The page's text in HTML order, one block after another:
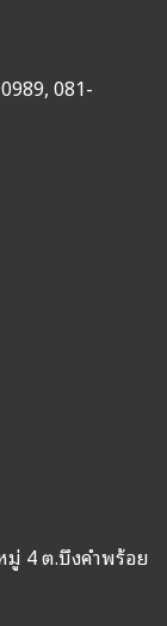
,081-
4 ต.บึงคำพร้อย